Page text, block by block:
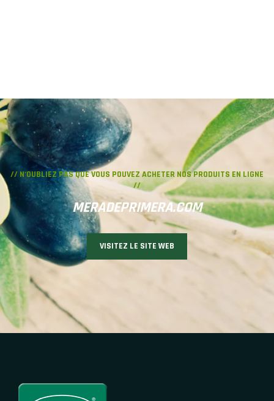
// N'OUBLIEZ PAS QUE VOUS POUVEZ ACHETER NOS PRODUITS EN LIGNE
//
MERADEPRIMERA.COM
VISITEZ LE SITE WEB